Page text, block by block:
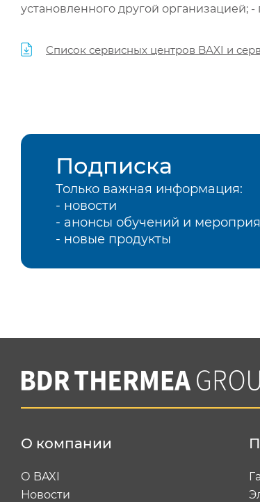
установленного другой организацией;
Список сервисных центров BAXI и
Подписка
Только важная информация:
- новости
- анонсы обучений и
- новые продукты
О компании
О BAXI
Новости